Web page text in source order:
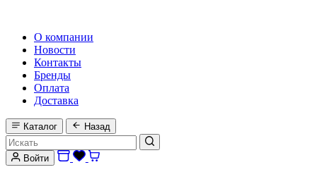
О компании
Новости
Контакты
Бренды
Оплата
Доставка
Каталог Назад
Войти